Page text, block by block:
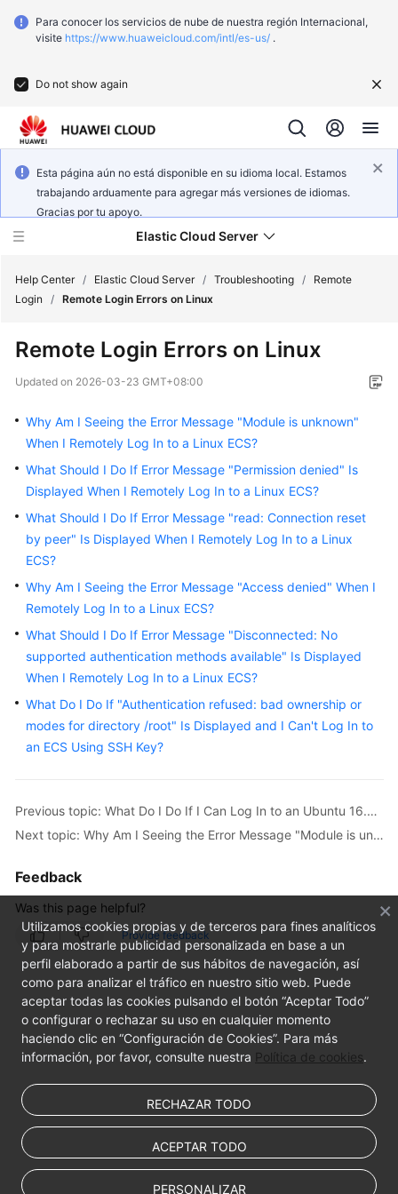
Para conocer los servicios de nube de nuestra región Internacional,
visite https://www.huaweicloud.com/intl/es-us/ .
Do not show again
Esta página aún no está disponible en su idioma local. Estamos
trabajando arduamente para agregar más versiones de idiomas.
Gracias por tu apoyo.
Elastic Cloud Server
New
Overview
Getting
Started
User
Best
Practices
API
Reference
SDK
Troubleshooting
Videos
Help Center / Elastic Cloud Server / Troubleshooting /
Remote
Login
/ Remote Login Errors on Linux
Remote Login Errors on Linux
Updated on 2026-03-23 GMT+08:00
Why Am I Seeing the Error Message "Module is unknown"
When I Remotely Log In to a Linux ECS?
What Should I Do If Error Message "Permission denied" Is
Displayed When I Remotely Log In to a Linux ECS?
What Should I Do If Error Message "read: Connection reset
by peer" Is Displayed When I Remotely Log In to a Linux
ECS?
Why Am I Seeing the Error Message "Access denied" When I
Remotely Log In to a Linux ECS?
What Should I Do If Error Message "Disconnected: No
supported authentication methods available" Is Displayed
When I Remotely Log In to a Linux ECS?
What Do I Do If "Authentication refused: bad ownership or
modes for directory /root" Is Displayed and I Can't Log In to
an ECS Using SSH Key?
Previous topic: What Do I Do If I Can Log In to an Ubuntu 16.04 ECS Using SSH But the VNC Login Page Cannot Be Displayed?
Next topic: Why Am I Seeing the Error Message "Module is unknown" When I Remotely Log In to a Linux ECS?
Feedback
Was this page helpful?
Provide feedback
Utilizamos cookies propias y de terceros para fines analíticos
y para mostrarle publicidad personalizada en base a un
perfil elaborado a partir de sus hábitos de navegación, así
como para analizar el tráfico en nuestro sitio web. Puede
aceptar todas las cookies pulsando el botón “Aceptar Todo”
o configurar o rechazar su uso en cualquier momento
haciendo clic en “Configuración de Cookies”. Para más
información, por favor, consulte nuestra Política de cookies.
RECHAZAR TODO
ACEPTAR TODO
PERSONALIZAR